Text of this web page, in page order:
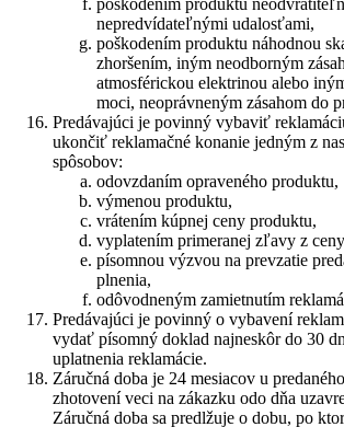
poškodením produktu
nepredvídateľnými udalosťami,
poškodením produktu náhodnou
zhoršením, iným neodborným
atmosférickou elektrinou alebo
moci, neoprávneným zásahom do
Predávajúci je povinný vybaviť
ukončiť reklamačné konanie jedným z
spôsobov:
odovzdaním opraveného produktu,
výmenou produktu,
vrátením kúpnej ceny produktu,
vyplatením primeranej zľavy z
písomnou výzvou na prevzatie
plnenia,
odôvodneným zamietnutím
Predávajúci je povinný o vybavení
vydať písomný doklad najneskôr do 30
uplatnenia reklamácie.
Záručná doba je 24 mesiacov u
zhotovení veci na zákazku odo dňa
Záručná doba sa predlžuje o dobu, po